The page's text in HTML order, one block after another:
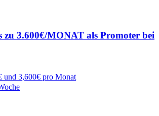
3.600€/MONAT als Promoter bei
und 3,600€ pro Monat